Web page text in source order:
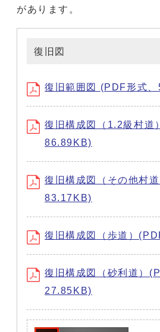
があります。
復旧図
復旧範囲図 (PDF形式
復旧構成図（1.2級村道
86.89KB)
復旧構成図（その他村
83.17KB)
復旧構成図（歩道）
復旧構成図（砂利道）
27.85KB)